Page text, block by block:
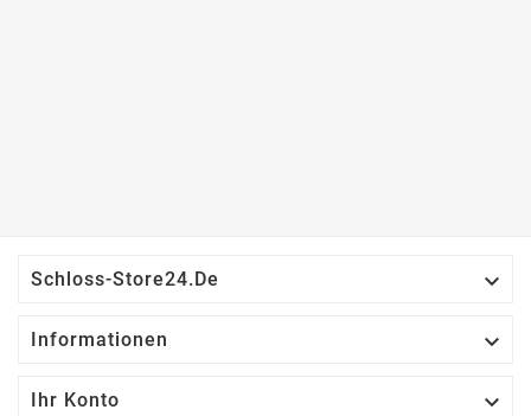
Schloss-Store24.de 
Informationen 
Ihr Konto 